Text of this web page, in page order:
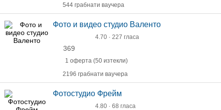
544 грабнати ваучера
Фото и видео студио Валентo
4.70 · 227 гласа
369
1 оферта (50 изтекли)
2196 грабнати ваучера
Фотостудио Фрейм
4.80 · 68 гласа